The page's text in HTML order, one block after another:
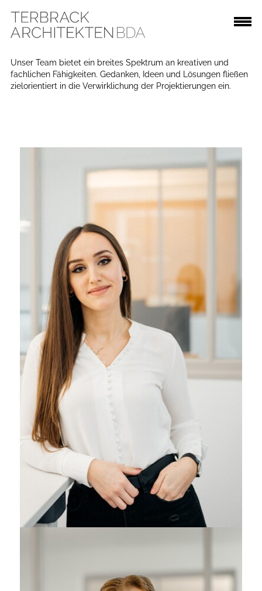
TEAM
Unser Team bietet ein breites Spektrum an kreativen und
fachlichen Fähigkeiten. Gedanken, Ideen und Lösungen fließen
zielorientiert in die Verwirklichung der Projektierungen ein.